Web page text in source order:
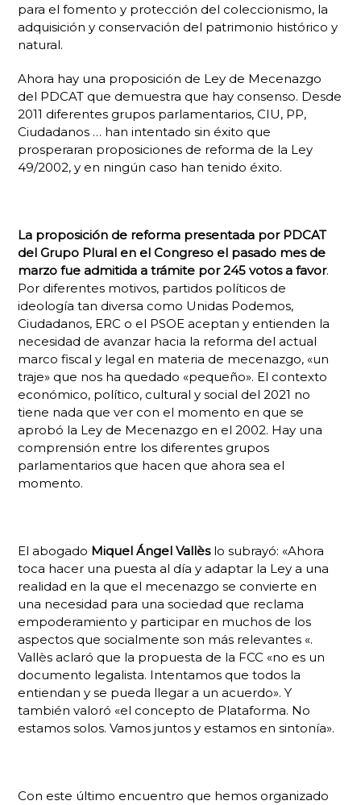
para el fomento y protección del coleccionismo, la
adquisición y conservación del patrimonio histórico y
natural.
Ahora hay una proposición de Ley de Mecenazgo
del PDCAT que demuestra que hay consenso. Desde
2011 diferentes grupos parlamentarios, CIU, PP,
Ciudadanos … han intentado sin éxito que
prosperaran proposiciones de reforma de la Ley
49/2002, y en ningún caso han tenido éxito.
La proposición de reforma presentada por PDCAT
del Grupo Plural en el Congreso el pasado mes de
marzo fue admitida a trámite por 245 votos a favor.
Por diferentes motivos, partidos políticos de
ideología tan diversa como Unidas Podemos,
Ciudadanos, ERC o el PSOE aceptan y entienden la
necesidad de avanzar hacia la reforma del actual
marco fiscal y legal en materia de mecenazgo, «un
traje» que nos ha quedado «pequeño». El contexto
económico, político, cultural y social del 2021 no
tiene nada que ver con el momento en que se
aprobó la Ley de Mecenazgo en el 2002. Hay una
comprensión entre los diferentes grupos
parlamentarios que hacen que ahora sea el
momento.
El abogado Miquel Ángel Vallèslo subrayó: «Ahora
toca hacer una puesta al día y adaptar la Ley a una
realidad en la que el mecenazgo se convierte en
una necesidad para una sociedad que reclama
empoderamiento y participar en muchos de los
aspectos que socialmente son más relevantes «.
Vallès aclaró que la propuesta de la FCC «no es un
documento legalista. Intentamos que todos la
entiendan y se pueda llegar a un acuerdo». Y
también valoró «el concepto de Plataforma. No
estamos solos. Vamos juntos y estamos en sintonía».
Con este último encuentro que hemos organizado